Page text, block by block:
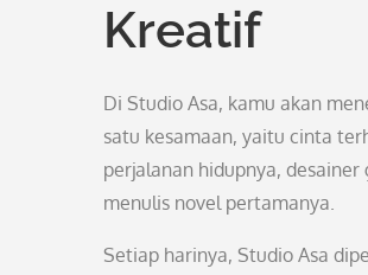
Kreatif
Di Studio Asa, kamu akan
satu kesamaan, yaitu cinta
perjalanan hidupnya,
menulis novel pertamanya.
Setiap harinya, Studio Asa